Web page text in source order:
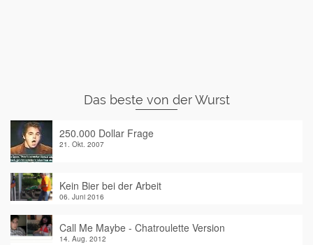
Das beste von der Wurst
250.000 Dollar Frage
21. Okt. 2007
Kein Bier bei der Arbeit
06. Juni 2016
Call Me Maybe - Chatroulette Version
14. Aug. 2012